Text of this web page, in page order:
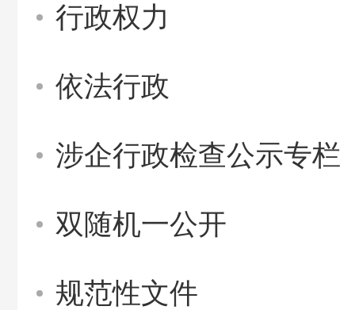
行政权力
依法行政
涉企行政检查公示专栏
双随机一公开
规范性文件